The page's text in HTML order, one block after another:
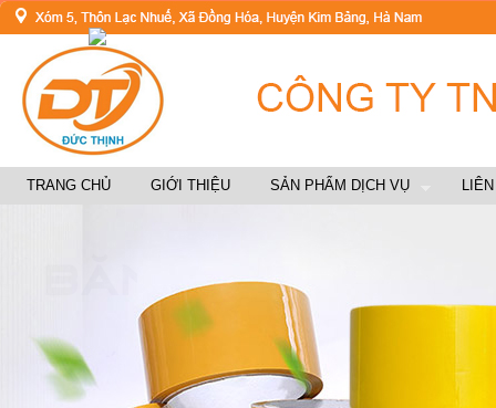
TRANG CHỦ GIỚI THIỆU SẢN PHẨM DỊCH VỤ